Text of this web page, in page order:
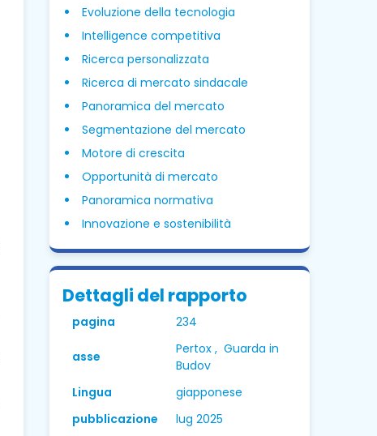
Evoluzione della tecnologia
Intelligence competitiva
Ricerca personalizzata
Ricerca di mercato sindacale
Panoramica del mercato
Segmentazione del mercato
Motore di crescita
Opportunità di mercato
Panoramica normativa
Innovazione e sostenibilità
Dettagli del rapporto
pagina 234
asse
Pertox , Guarda in
Budov
Lingua
giapponese
pubblicazione
lug 2025